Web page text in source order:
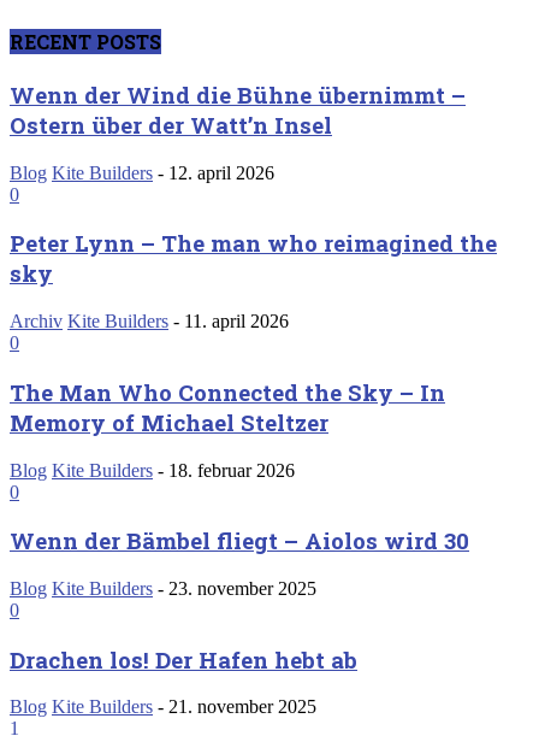
RECENT POSTS
Wenn der Wind die Bühne übernimmt –
Ostern über der Watt’n Insel
Blog Kite Builders - 12. april 2026
0
Peter Lynn – The man who reimagined the
sky
Archiv Kite Builders - 11. april 2026
0
The Man Who Connected the Sky – In
Memory of Michael Steltzer
Blog Kite Builders - 18. februar 2026
0
Wenn der Bämbel fliegt – Aiolos wird 30
Blog Kite Builders - 23. november 2025
0
Drachen los! Der Hafen hebt ab
Blog Kite Builders - 21. november 2025
1